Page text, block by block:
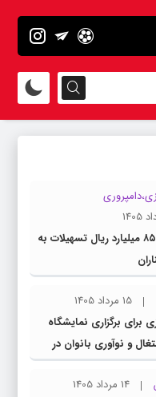
پرداخت ۸۵ میلیارد ریال تسهیلات به
15 مرداد 1405
برای برگزاری نمایشگاه
و نوآوری بانوان در
14 مرداد 1405